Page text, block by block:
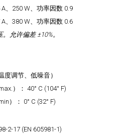
A、250 W、功率因数 0.9
A、380 W、功率因数 0.6
允许偏差 ±10%。
度调节、低噪音）
）： 40° C (104° F)
）： 0° C (32° F)
2-17 (EN 605981-1)